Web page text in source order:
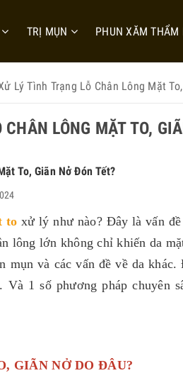
TRỊ MỤN PHUN XĂM THẨM
Lý Tình Trạng Lỗ Chân Lông Mặt
CHÂN LÔNG MẶT TO,
To, Giãn Nở Đón Tết?
to xử lý như nào? Đây là vấn
lông lớn không chỉ khiến da
mụn và các vấn đề về da
Và 1 số phương pháp chuyên
GIÃN NỞ DO ĐÂU?